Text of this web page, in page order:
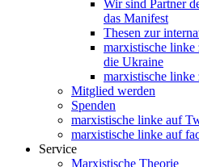
Wir sind Partner
das Manifest
Thesen zur
marxistische linke
die Ukraine
marxistische
Mitglied werden
Spenden
marxistische linke auf
marxistische linke auf
Service
Marxistische Theorie